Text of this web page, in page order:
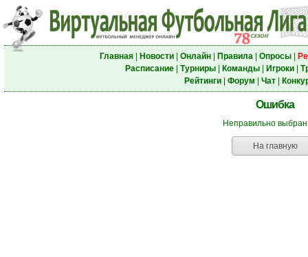
Главная| Новости| Онлайн| Правила| Опросы|
Расписание| Турниры| Команды| Игроки|
Рейтинги| Форум Чат|
Ошибка
Неправильно
На главную